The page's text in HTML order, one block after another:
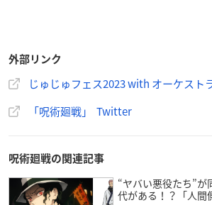
外部リンク
じゅじゅフェス2023 with オーケスト
「呪術廻戦」 Twitter
呪術廻戦の関連記事
“ヤバい悪役たち”
代がある！？「人間